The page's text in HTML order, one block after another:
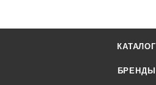
КАТАЛОГ
БРЕНДЫ